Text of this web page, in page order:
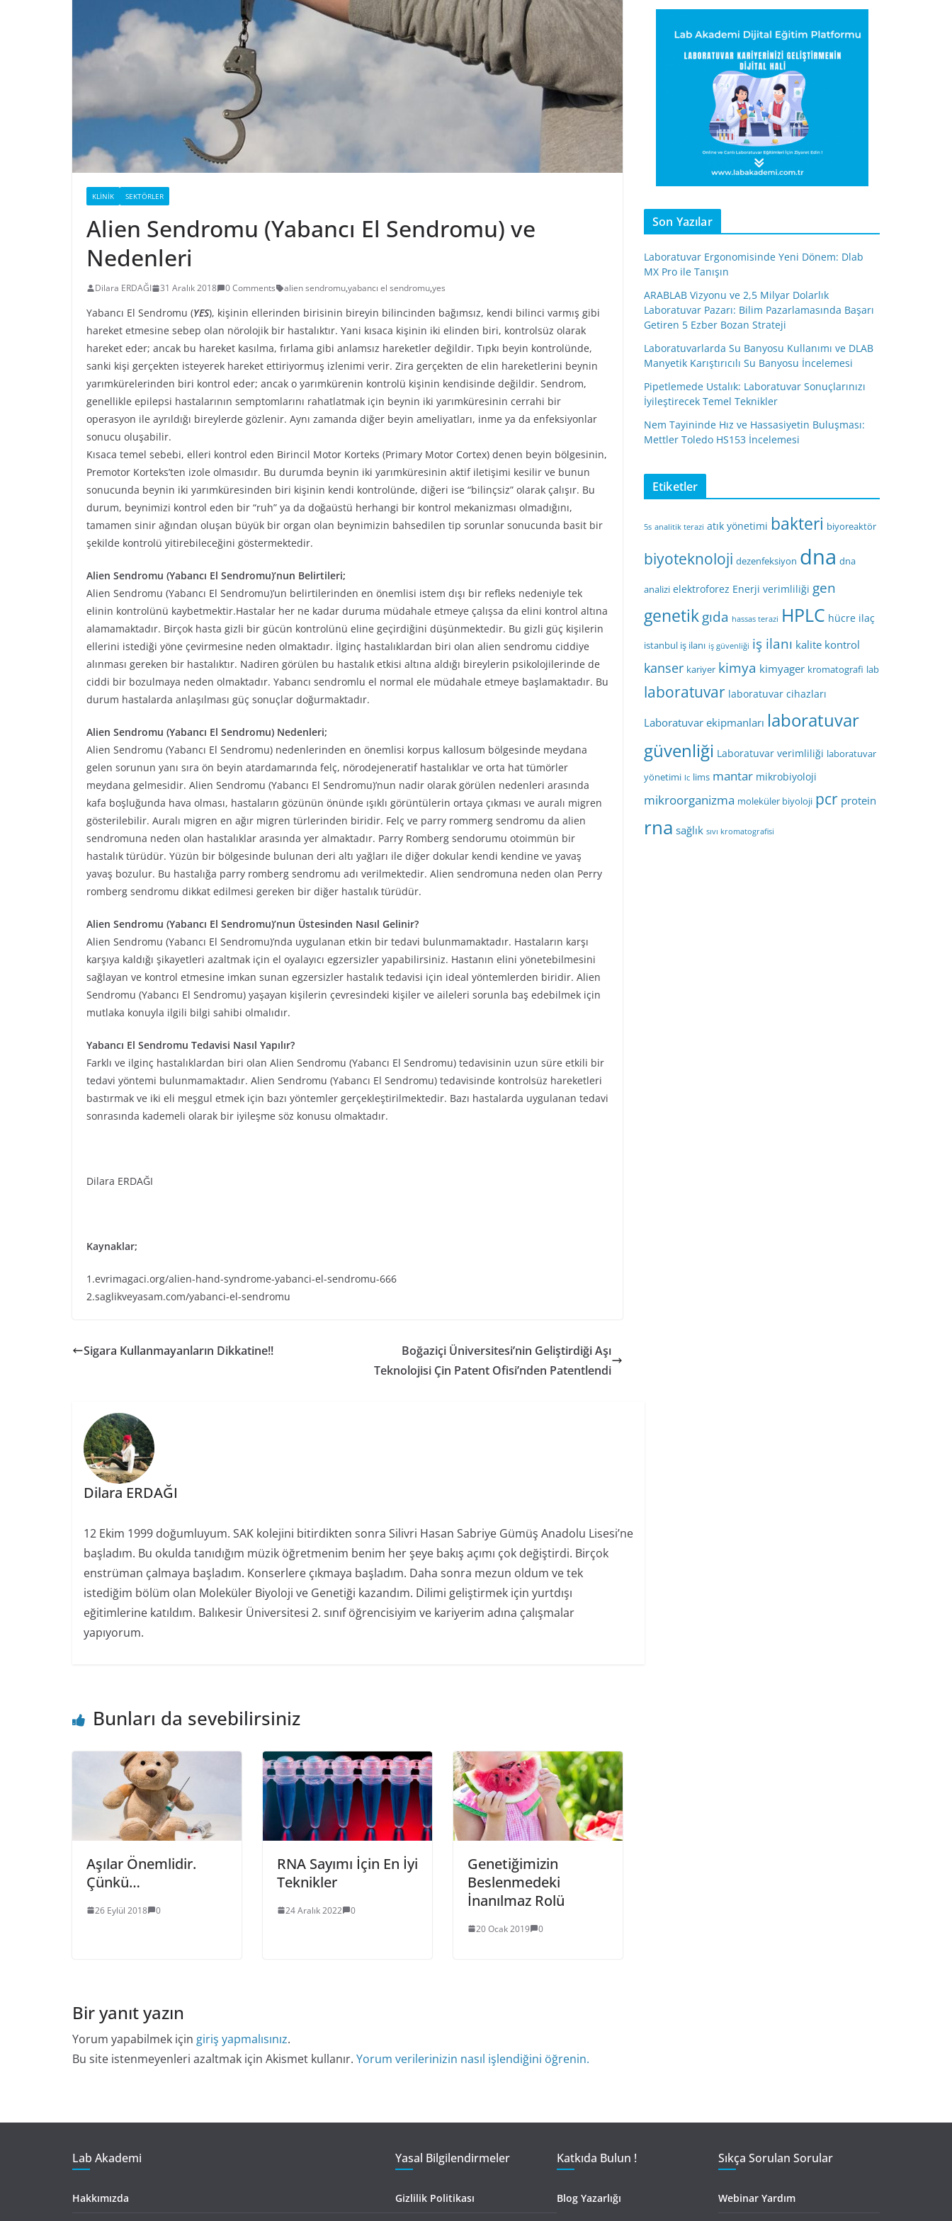
KLINIK SEKTÖRLER
Alien Sendromu (Yabancı El Sendromu) ve
Nedenleri
Dilara ERDAĞI 31 Aralık 2018 0 Comments alien sendromu,yabancı el sendromu,yes
Yabancı El Sendromu (YES), kişinin ellerinden birisinin bireyin bilincinden bağımsız, kendi bilinci varmış gibi
hareket etmesine sebep olan nörolojik bir hastalıktır. Yani kısaca kişinin iki elinden biri, kontrolsüz olarak
hareket eder; ancak bu hareket kasılma, fırlama gibi anlamsız hareketler değildir. Tıpkı beyin kontrolünde,
sanki kişi gerçekten isteyerek hareket ettiriyormuş izlenimi verir. Zira gerçekten de elin hareketlerini beynin
yarımkürelerinden biri kontrol eder; ancak o yarımkürenin kontrolü kişinin kendisinde değildir. Sendrom,
genellikle epilepsi hastalarının semptomlarını rahatlatmak için beynin iki yarımküresinin cerrahi bir
operasyon ile ayrıldığı bireylerde gözlenir. Aynı zamanda diğer beyin ameliyatları, inme ya da enfeksiyonlar
sonucu oluşabilir.
Kısaca temel sebebi, elleri kontrol eden Birincil Motor Korteks (Primary Motor Cortex) denen beyin bölgesinin,
Premotor Korteks’ten izole olmasıdır. Bu durumda beynin iki yarımküresinin aktif iletişimi kesilir ve bunun
sonucunda beynin iki yarımküresinden biri kişinin kendi kontrolünde, diğeri ise “bilinçsiz” olarak çalışır. Bu
durum, beynimizi kontrol eden bir “ruh” ya da doğaüstü herhangi bir kontrol mekanizması olmadığını,
tamamen sinir ağından oluşan büyük bir organ olan beynimizin bahsedilen tip sorunlar sonucunda basit bir
şekilde kontrolü yitirebileceğini göstermektedir.
Alien Sendromu (Yabancı El Sendromu)’nun Belirtileri;
Alien Sendromu (Yabancı El Sendromu)’un belirtilerinden en önemlisi istem dışı bir refleks nedeniyle tek
elinin kontrolünü kaybetmektir.Hastalar her ne kadar duruma müdahale etmeye çalışsa da elini kontrol altına
alamamaktadır. Birçok hasta gizli bir gücün kontrolünü eline geçirdiğini düşünmektedir. Bu gizli güç kişilerin
ellerini istediği yöne çevirmesine neden olmaktadır. İlginç hastalıklardan biri olan alien sendromu ciddiye
alınması gereken bir hastalıktır. Nadiren görülen bu hastalık etkisi altına aldığı bireylerin psikolojilerinde de
ciddi bir bozulmaya neden olmaktadır. Yabancı sendromlu el normal ele müdahale etmeye başlamaktadır. Bu
durum hastalarda anlaşılması güç sonuçlar doğurmaktadır.
Alien Sendromu (Yabancı El Sendromu) Nedenleri;
Alien Sendromu (Yabancı El Sendromu) nedenlerinden en önemlisi korpus kallosum bölgesinde meydana
gelen sorunun yanı sıra ön beyin atardamarında felç, nörodejeneratif hastalıklar ve orta hat tümörler
meydana gelmesidir. Alien Sendromu (Yabancı El Sendromu)’nun nadir olarak görülen nedenleri arasında
kafa boşluğunda hava olması, hastaların gözünün önünde ışıklı görüntülerin ortaya çıkması ve auralı migren
gösterilebilir. Auralı migren en ağır migren türlerinden biridir. Felç ve parry rommerg sendromu da alien
sendromuna neden olan hastalıklar arasında yer almaktadır. Parry Romberg sendorumu otoimmün bir
hastalık türüdür. Yüzün bir bölgesinde bulunan deri altı yağları ile diğer dokular kendi kendine ve yavaş
yavaş bozulur. Bu hastalığa parry romberg sendromu adı verilmektedir. Alien sendromuna neden olan Perry
romberg sendromu dikkat edilmesi gereken bir diğer hastalık türüdür.
Alien Sendromu (Yabancı El Sendromu)’nun Üstesinden Nasıl Gelinir?
Alien Sendromu (Yabancı El Sendromu)’nda uygulanan etkin bir tedavi bulunmamaktadır. Hastaların karşı
karşıya kaldığı şikayetleri azaltmak için el oyalayıcı egzersizler yapabilirsiniz. Hastanın elini yönetebilmesini
sağlayan ve kontrol etmesine imkan sunan egzersizler hastalık tedavisi için ideal yöntemlerden biridir. Alien
Sendromu (Yabancı El Sendromu) yaşayan kişilerin çevresindeki kişiler ve aileleri sorunla baş edebilmek için
mutlaka konuyla ilgili bilgi sahibi olmalıdır.
Yabancı El Sendromu Tedavisi Nasıl Yapılır?
Farklı ve ilginç hastalıklardan biri olan Alien Sendromu (Yabancı El Sendromu) tedavisinin uzun süre etkili bir
tedavi yöntemi bulunmamaktadır. Alien Sendromu (Yabancı El Sendromu) tedavisinde kontrolsüz hareketleri
bastırmak ve iki eli meşgul etmek için bazı yöntemler gerçekleştirilmektedir. Bazı hastalarda uygulanan tedavi
sonrasında kademeli olarak bir iyileşme söz konusu olmaktadır.
Dilara ERDAĞI
Kaynaklar;
1.evrimagaci.org/alien-hand-syndrome-yabanci-el-sendromu-666
2.saglikveyasam.com/yabanci-el-sendromu
Sigara Kullanmayanların Dikkatine!!
Boğaziçi Üniversitesi’nin Geliştirdiği Aşı
Teknolojisi Çin Patent Ofisi’nden Patentlendi
Dilara ERDAĞI
12 Ekim 1999 doğumluyum. SAK kolejini bitirdikten sonra Silivri Hasan Sabriye Gümüş Anadolu Lisesi’ne
başladım. Bu okulda tanıdığım müzik öğretmenim benim her şeye bakış açımı çok değiştirdi. Birçok
enstrüman çalmaya başladım. Konserlere çıkmaya başladım. Daha sonra mezun oldum ve tek
istediğim bölüm olan Moleküler Biyoloji ve Genetiği kazandım. Dilimi geliştirmek için yurtdışı
eğitimlerine katıldım. Balıkesir Üniversitesi 2. sınıf öğrencisiyim ve kariyerim adına çalışmalar
yapıyorum.
Bunları da sevebilirsiniz
Aşılar Önemlidir.
Çünkü…
26 Eylül 2018 0
RNA Sayımı İçin En İyi
Teknikler
24 Aralık 2022 0
Genetiğimizin
Beslenmedeki
İnanılmaz Rolü
20 Ocak 2019 0
Bir yanıt yazın
Yorum yapabilmek için giriş yapmalısınız.
Bu site istenmeyenleri azaltmak için Akismet kullanır. Yorum verilerinizin nasıl işlendiğini öğrenin.
Son Yazılar
Laboratuvar Ergonomisinde Yeni Dönem: Dlab
MX Pro ile Tanışın
ARABLAB Vizyonu ve 2,5 Milyar Dolarlık
Laboratuvar Pazarı: Bilim Pazarlamasında Başarı
Getiren 5 Ezber Bozan Strateji
Laboratuvarlarda Su Banyosu Kullanımı ve DLAB
Manyetik Karıştırıcılı Su Banyosu İncelemesi
Pipetlemede Ustalık: Laboratuvar Sonuçlarınızı
İyileştirecek Temel Teknikler
Nem Tayininde Hız ve Hassasiyetin Buluşması:
Mettler Toledo HS153 İncelemesi
Etiketler
5s analitik terazi atık yönetimi bakteri biyoreaktör
biyoteknoloji dezenfeksiyon dna dna
analizi elektroforez Enerji verimliliği gen
genetikgıda hassas terazi HPLC hücre ilaç
istanbul iş ilanı iş güvenliği iş ilanı kalite kontrol
kanser kariyer kimya kimyager kromatografi lab
laboratuvar laboratuvar cihazları
Laboratuvar ekipmanları laboratuvar
güvenliği Laboratuvar verimliliği laboratuvar
yönetimi lc lims mantar mikrobiyoloji
mikroorganizma moleküler biyoloji pcr protein
rna sağlık sıvı kromatografisi
Lab Akademi
Hakkımızda
Yasal Bilgilendirmeler
Gizlilik Politikası
Katkıda Bulun !
Blog Yazarlığı
Sıkça Sorulan Sorular
Webinar Yardım